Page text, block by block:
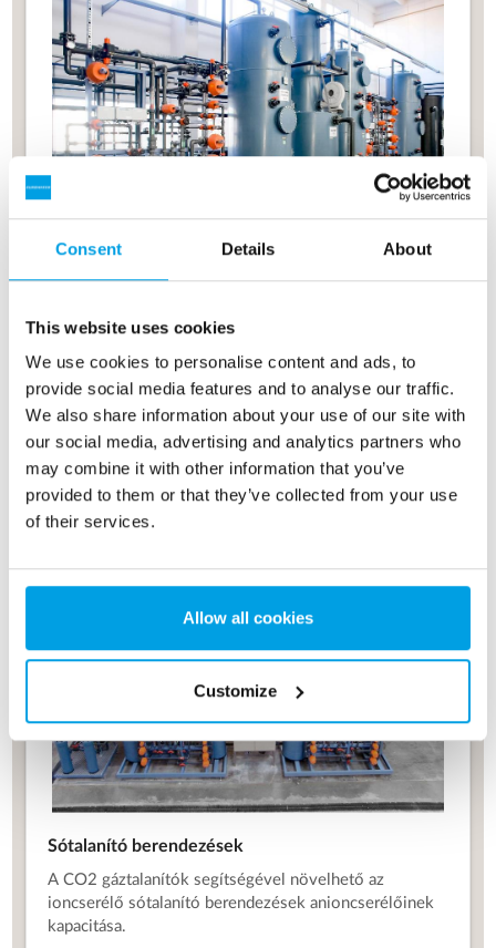
Consent Details About
This website uses cookies
We use cookies to personalise content and ads, to
provide social media features and to analyse our traffic.
We also share information about your use of our site with
our social media, advertising and analytics partners who
may combine it with other information that you’ve
provided to them or that they’ve collected from your use
of their services.
Allow all cookies
Customize
Ipari gőzkazánok
A CO2 gáztalanító segít megelőzni a korróziót, és
optimális vízkezelést biztosít az ipari gőzkazánok
számára.
További információk az ipari gőzkazánokról
Sótalanító berendezések
A CO2 gáztalanítók segítségével növelhető az
ioncserélő sótalanító berendezések anioncserélőinek
kapacitása.